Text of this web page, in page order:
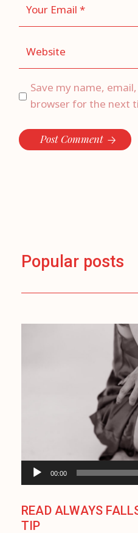
Save my name,
browser for the next
Post Comment
Popular posts
00:00
READ ALWAYS
TIP